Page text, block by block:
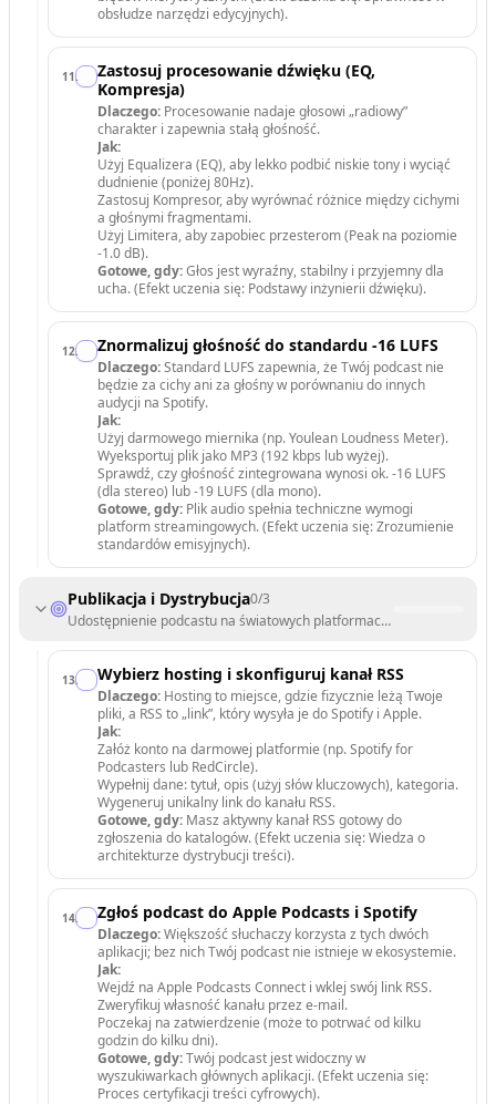
obsłudze narzędzi edycyjnych).
11.
Zastosuj procesowanie dźwięku (EQ,
Kompresja)
Dlaczego: Procesowanie nadaje głosowi „radiowy”
charakter i zapewnia stałą głośność.
Jak:
Użyj Equalizera (EQ), aby lekko podbić niskie tony i wyciąć
dudnienie (poniżej 80Hz).
Zastosuj Kompresor, aby wyrównać różnice między cichymi
a głośnymi fragmentami.
Użyj Limitera, aby zapobiec przesterom (Peak na poziomie
-1.0 dB).
Gotowe, gdy:Głos jest wyraźny, stabilny i przyjemny dla
ucha. (Efekt uczenia się: Podstawy inżynierii dźwięku).
12. Znormalizuj głośność do standardu -16 LUFS
Dlaczego:Standard LUFS zapewnia, że Twój podcast nie
będzie za cichy ani za głośny w porównaniu do innych
audycji na Spotify.
Jak:
Użyj darmowego miernika (np. Youlean Loudness Meter).
Wyeksportuj plik jako MP3 (192 kbps lub wyżej).
Sprawdź, czy głośność zintegrowana wynosi ok. -16 LUFS
(dla stereo) lub -19 LUFS (dla mono).
Gotowe, gdy: Plik audio spełnia techniczne wymogi
platform streamingowych. (Efekt uczenia się: Zrozumienie
standardów emisyjnych).
Publikacja i Dystrybucja0/3
Udostępnienie podcastu na światowych platformach i rozpoczęcie
13. Wybierz hosting i skonfiguruj kanał RSS
Dlaczego: Hosting to miejsce, gdzie fizycznie leżą Twoje
pliki, a RSS to „link”, który wysyła je do Spotify i Apple.
Jak:
Załóż konto na darmowej platformie (np. Spotify for
Podcasters lub RedCircle).
Wypełnij dane: tytuł, opis (użyj słów kluczowych), kategoria.
Wygeneruj unikalny link do kanału RSS.
Gotowe, gdy: Masz aktywny kanał RSS gotowy do
zgłoszenia do katalogów. (Efekt uczenia się: Wiedza o
architekturze dystrybucji treści).
14. Zgłoś podcast do Apple Podcasts i Spotify
Dlaczego:Większość słuchaczy korzysta z tych dwóch
aplikacji; bez nich Twój podcast nie istnieje w ekosystemie.
Jak:
Wejdź na Apple Podcasts Connect i wklej swój link RSS.
Zweryfikuj własność kanału przez e-mail.
Poczekaj na zatwierdzenie (może to potrwać od kilku
godzin do kilku dni).
Gotowe, gdy:Twój podcast jest widoczny w
wyszukiwarkach głównych aplikacji. (Efekt uczenia się:
Proces certyfikacji treści cyfrowych).